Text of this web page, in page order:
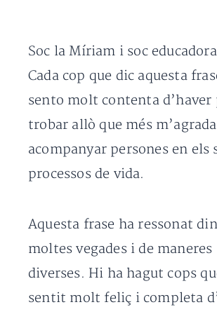
Soc la Míriam i soc
Cada cop que dic aquesta
sento molt contenta d’haver
trobar allò que més
acompanyar persones en els
processos de vida.
Aquesta frase ha ressonat
moltes vegades i de
diverses. Hi ha hagut cops
sentit molt feliç i completa